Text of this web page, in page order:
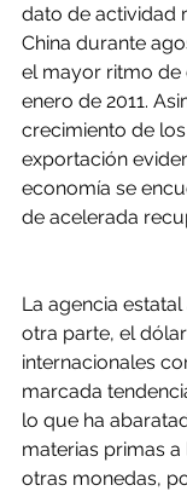
dato de actividad
China durante
el mayor ritmo de
enero de 2011.
crecimiento de
exportación
economía se
de acelerada
La agencia
otra parte, el
internacionales
marcada
lo que ha
materias primas
otras monedas,